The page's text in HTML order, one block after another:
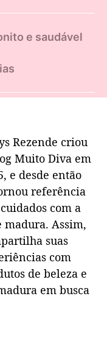
e saudável
Rezende criou
Muito Diva em
e desde então
referência
com a
madura. Assim,
suas
com
de beleza e
em busca